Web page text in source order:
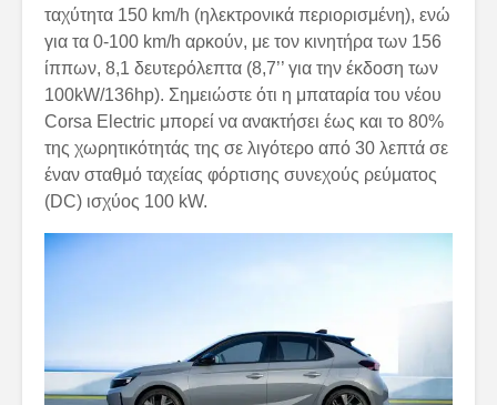
ταχύτητα 150 km/h (ηλεκτρονικά περιορισμένη), ενώ
για τα 0-100 km/h αρκούν, με τον κινητήρα των 156
ίππων, 8,1 δευτερόλεπτα (8,7’’ για την έκδοση των
100kW/136hp). Σημειώστε ότι η μπαταρία του νέου
Corsa Electric μπορεί να ανακτήσει έως και το 80%
της χωρητικότητάς της σε λιγότερο από 30 λεπτά σε
έναν σταθμό ταχείας φόρτισης συνεχούς ρεύματος
(DC) ισχύος 100 kW.